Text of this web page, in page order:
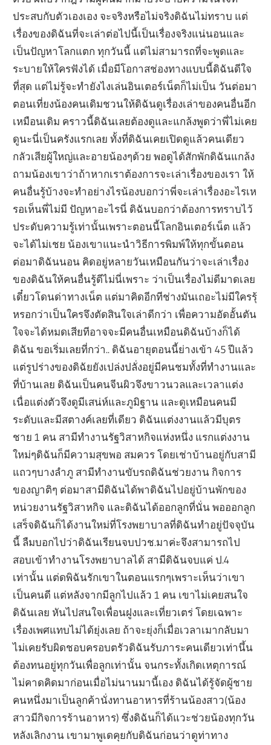
ประสบกับตัวเองเอง จะจริงหรือไม่จริงดิฉันไม่ทราบ แต่
เรื่องของดิฉันที่จะเล่าต่อไปนี้เป็นเรื่องจริงแน่นอนและ
เป็นปัญหาโลกแตก ทุกวันนี้ แต่ไม่สามารถที่จะพูดและ
ระบายให้ใครฟังได้ เมื่อมีโอกาสช่องทางแบบนี้ดิฉันดีใจ
ที่สุด แต่ไม่รู้จะทำยังไงเล่นอินเตอร์เน็ตก็ไม่เป็น วันต่อมา
ตอนเที่ยงน้องคนเดิมชวนให้ดิฉันดูเรื่องเล่าของคนอื่นอีก
เหมือนเดิม คราวนี้ดิฉันเลยต้องดูและแกล้งพูดว่าพี่ไม่เคย
ดูนะนี่เป็นครังแรกเลย ทั้งที่ดิฉันเคยเปิดดูแล้วคนเดียว
กลัวเสียผู้ใหญ่และอายน้องๆด้วย พอดูได้สักพักดิฉันแกล้ง
ถามน้องเขาว่าถ้าหากเราต้องการจะเล่าเรื่องของเรา ให้
คนอื่นรู้บ้างจะทำอย่างไรน้องบอกว่าพี่จะเล่าเรื่องอะไรเห
รอเห็นพี่ไม่มี ปัญหาอะไรนี่ ดิฉันบอกว่าต้องการทราบไว้
ประดับความรู้เท่านั้นเพราะตอนนี้โลกอินเตอร์เน็ต แล้ว
จะได้ไม่เชย น้องเขาแนะนำวิธีการพิมพ์ให้ทุกขั้นตอน
ต่อมาดิฉันนอน คิดอยู่หลายวันเหมือนกันว่าจะเล่าเรื่อง
ของดิฉันให้คนอื่นรู้ดีไม่นี่เพราะ ว่าเป็นเรื่องไม่ดีมาดเลย
เดี๋ยวโดนด่าทางเน็ต แต่มาคิดอีกทีช่างมันเถอะไม่มีใครรุ้
หรอกว่าเป็นใครจึงตัดสินใจเล่าดีกว่า เพื่อความอัดอั้นตัน
ใจจะได้หมดเสียทีอาจจะมีคนอื่นเหมือนดิฉันบ้างก็ได้
ดิฉัน ขอเริ่มเลยที่กว่า.. ดิฉันอายุตอนนี้ย่างเข้า 45 ปีแล้ว
แต่รูปร่างของดิฉัยยังเปล่งปลั่งอยู่มีคนชมทั้งที่ทำงานและ
ที่บ้านเลย ดิฉันเป็นคนจีนผิวจึงขาวนวลและเวลาแต่ง
เนื่อแต่งตัวจึงดูมีเสน่ห์และภูมิฐาน และดูเหมือนคนมี
ระดับและมีสตางค์เลยที่เดียว ดิฉันแต่งงานแล้วมีบุตร
ชาย 1 คน สามีทำงานรัฐวิสาหกิจแห่งหนึ่ง แรกแต่งงาน
ใหม่ๆดิฉันก็มีความสุขพอ สมควร โดยเช่าบ้านอยู่กับสามี
แถวๆบางลำภู สามีทำงานขับรถดิฉันช่วยงาน กิจการ
ของญาติๆ ต่อมาสามีดิฉันได้พาดิฉันไปอยู่บ้านพักของ
หน่วยงานรัฐวิสาหกิจ และดิฉันได้ออกลูกที่นั่น พอออกลูก
เสร็จดิฉันก็ได้งานใหม่ที่โรงพยาบาลที่ดิฉันทำอยู่ปัจจุบัน
นี้ ลืมบอกไปว่าดิฉันเรียนจบปวช.มาค่ะจึงสามารถไป
สอบเข้าทำงานโรงพยาบาลได้ สามีดิฉันจบแค่ ป.4
เท่านั้น แต่ดพิฉันรักเขาในตอนแรกๆเพราะเห็นว่าเขา
เป็นคนดี แต่หลังจากมีลูกไปแล้ว 1 คน เขาไม่เคยสนใจ
ดิฉันเลย หันไปสนใจเพื่อนฝูงและเที่ยวเตร่ โดยเฉพาะ
เรื่องเพศแทบไม่ได้ยุ่งเลย ถ้าจะยุ่งก็เมื่อเวลาเมากลับมา
ไม่เคยรับผิดชอบครอบตรัวดิฉันรับภาระคนเดียวเท่านึ้น
ต้องทนอยู่ทุกวันเพื่อลูกเท่านั้น จนกระทั้งเกิดเหตุการณ์
ไม่คาดคิดมาก่อนเมื่อไม่นานมานี้เอง ดิฉันได้รู้จัดผู้ชาย
คนหนึ่งมาเป็นลูกค้านั่งทานอาหารที่ร้านน้องสาว(น้อง
สาวมีกิจการร้านอาหาร) ซึ่งดิฉันก็ได้แวะช่วยน้องทุกวัน
หลังเลิกงาน เขามาพูเดคุยกับดิฉันก่อนว่าดูท่าทาง